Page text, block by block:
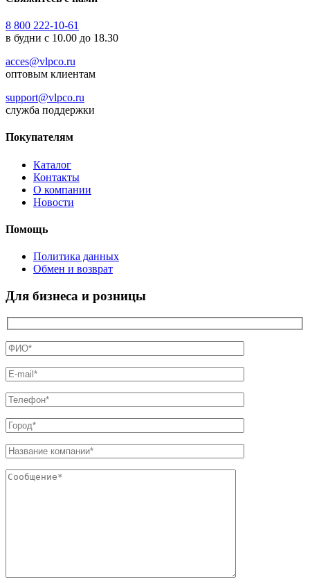
8 800 222-10-61
в будни с 10.00 до 18.30
acces@vlpco.ru
оптовым клиентам
support@vlpco.ru
служба поддержки
Покупателям
Каталог
Контакты
О компании
Новости
Помощь
Политика данных
Обмен и возврат
Для бизнеса и розницы